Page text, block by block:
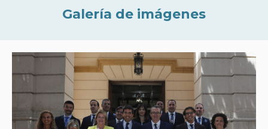
Galería de imágenes